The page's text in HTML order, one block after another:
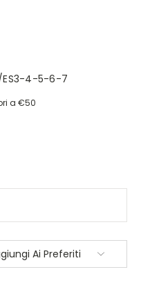
ES3-4-5-6-7
a €50
Ai Preferiti